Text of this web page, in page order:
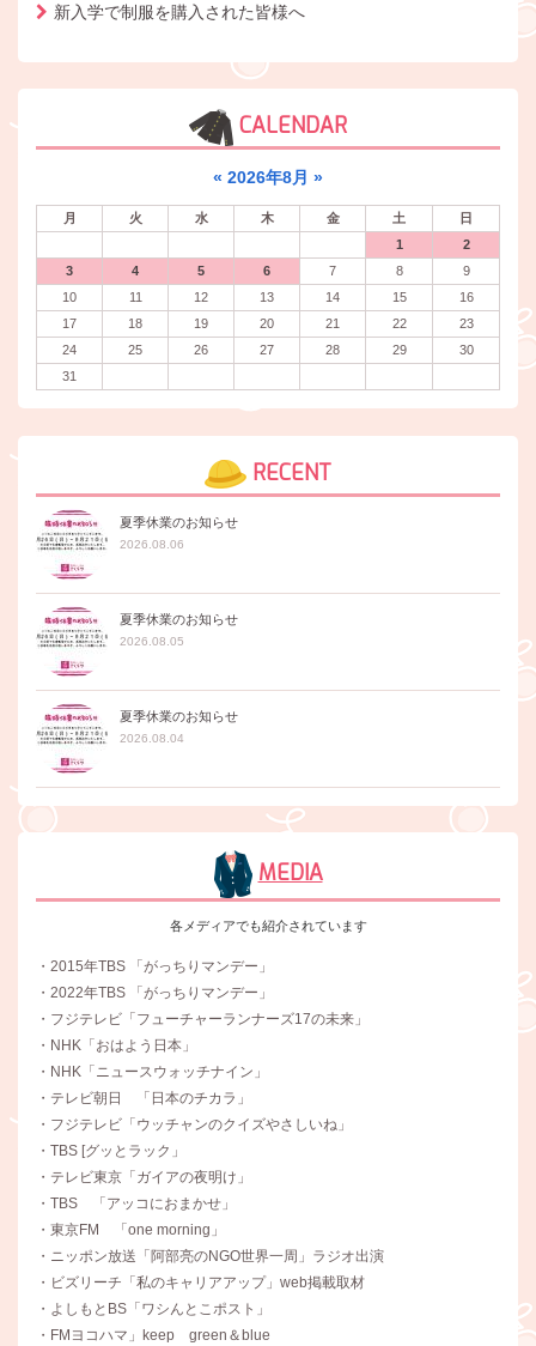
新入学で制服を購入された皆様へ
CALENDAR
« 2026年8月 »
月 火 水 木 金 土
日
1
2
3
4 5 6 7 8
9
10
11 12 13 14 15
16
17
18 19 20 21 22
23
24
25 26 27 28 29
30
31
RECENT
夏季休業のお知らせ
2026.08.06
夏季休業のお知らせ
2026.08.05
夏季休業のお知らせ
2026.08.04
MEDIA
各メディアでも紹介されています
・2015年TBS 「がっちりマンデー」
・2022年TBS 「がっちりマンデー」
・フジテレビ「フューチャーランナーズ17の未来」
・NHK「おはよう日本」
・NHK「ニュースウォッチナイン」
・テレビ朝日 「日本のチカラ」
・フジテレビ「ウッチャンのクイズやさしいね」
・TBS [グッとラック」
・テレビ東京「ガイアの夜明け」
・TBS 「アッコにおまかせ」
・東京FM 「one morning」
・ニッポン放送「阿部亮のNGO世界一周」ラジオ出演
・ビズリーチ「私のキャリアアップ」web掲載取材
・よしもとBS「ワシんとこポスト」
・FMヨコハマ」keep green＆blue